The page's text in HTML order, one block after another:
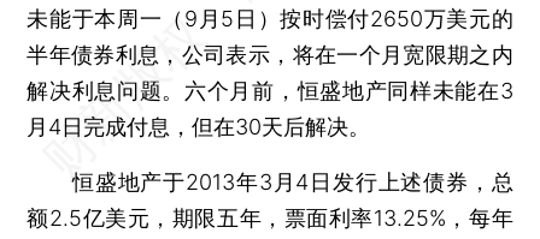
未能于本周一（9月5日）按时偿付2650万美元的
半年债券利息，公司表示，将在一个月宽限期之内
解决利息问题。六个月前，恒盛地产同样未能在3
月4日完成付息，但在30天后解决。
恒盛地产于2013年3月4日发行上述债券，总
额2.5亿美元，期限五年，票面利率13.25%，每年